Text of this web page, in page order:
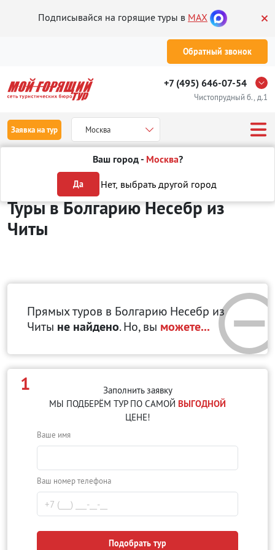
Подписывайся на горящие туры в MAX
Обратный звонок
+7 (495) 646-07-54
Чистопрудный б., д.1
Заявка на тур Москва
Ваш город - Москва?
Да Нет, выбрать другой город
Отдых в Болгарии Несебр
Туры в Болгарию Несебриз
Читы
Прямых туров в Болгарию Несебр из
Читы не найдено. Но, вы можете...
1
Заполнить заявку
МЫ ПОДБЕРЁМ ТУР ПО САМОЙ ВЫГОДНОЙ
ЦЕНЕ!
Ваше имя
Ваш номер телефона
Подобрать тур